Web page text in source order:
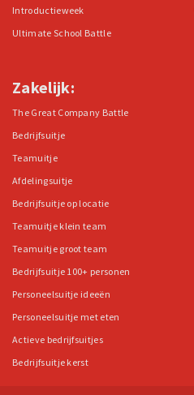
Introductieweek
Ultimate School Battle
Zakelijk:
The Great Company Battle
Bedrijfsuitje
Teamuitje
Afdelingsuitje
Bedrijfsuitje op locatie
Teamuitje klein team
Teamuitje groot team
Bedrijfsuitje 100+ personen
Personeelsuitje ideeën
Personeelsuitje met eten
Actieve bedrijfsuitjes
Bedrijfsuitje kerst